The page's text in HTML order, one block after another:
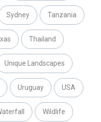
Sydney Tanzania
Thailand
Unique Landscapes
Uruguay USA
Wildlife